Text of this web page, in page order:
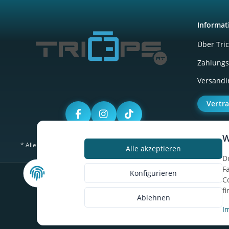
Alle akzeptieren
Konfigurieren
Ablehnen
Über
* Alle Preise inkl. gesetzlicher USt., zzgl. Versand